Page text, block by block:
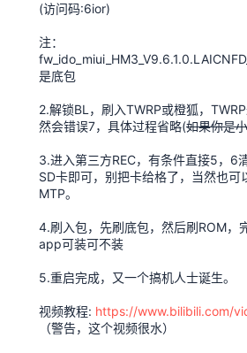
(访问码:6ior)
注：
是底包
2.解锁BL，刷入TWRP或橙狐，
然会错误7，具体过程省略(如果你是
3.进入第三方REC，有条件直接5，6
SD卡即可，别把卡给格了，当然也可
MTP。
4.刷入包，先刷底包，然后刷ROM，
app可装可不装
5.重启完成，又一个搞机人士诞生。
视频教程: https://www.bilibili.com/
（警告，这个视频很水）